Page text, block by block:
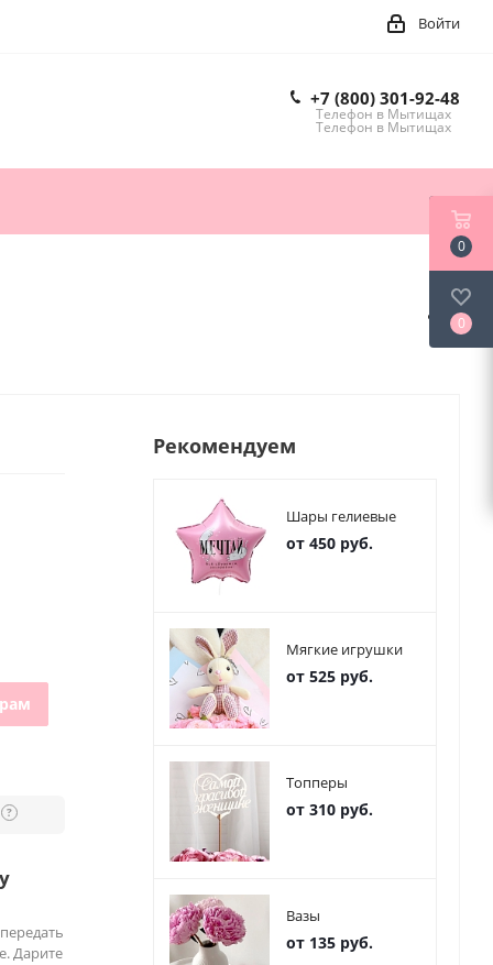
Войти
+7 (800) 301-92-48
Телефон в Мытищах
Телефон в Мытищах
?
Дарите
Рекомендуем
Шары гелиевые
от 450 руб.
Мягкие игрушки
от 525 руб.
Топперы
от 310 руб.
Вазы
от 135 руб.
0
0